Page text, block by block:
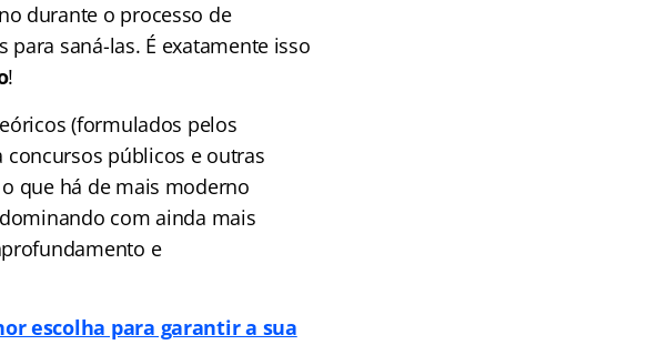
durante o processo de
saná-las. É exatamente isso
!
(formulados pelos
públicos e outras
que há de mais moderno
com ainda mais
e
escolha para garantir a sua